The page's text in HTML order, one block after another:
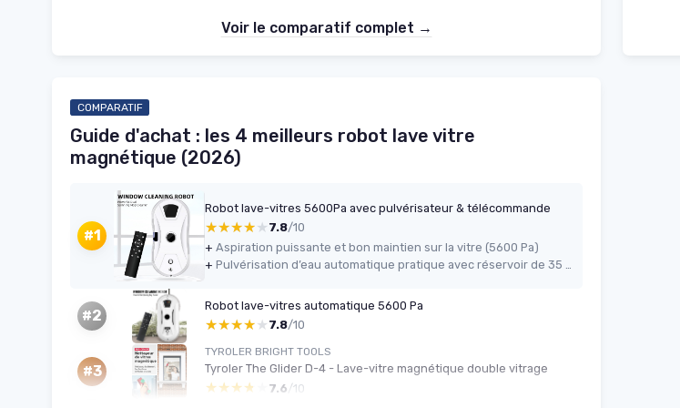
Voir le comparatif complet →
COMPARATIF
Guide d'achat : les 4 meilleurs robot lave vitre
magnétique (2026)
#1
Robot lave-vitres 5600Pa avec pulvérisateur & télécommande
★★★★★
★★★★★ 7.8/10
+ Aspiration puissante et bon maintien sur la vitre (5600 Pa)
+
#2
Robot lave-vitres automatique 5600 Pa
★★★★★
★★★★★ 7.8/10
#3
TYROLER BRIGHT TOOLS
Tyroler The Glider D-4 - Lave-vitre magnétique double vitrage
★★★★★
★★★★★ 7.6 /10